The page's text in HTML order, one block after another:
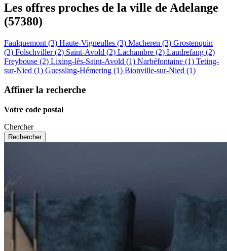
Les offres proches de la ville de Adelange
(57380)
Faulquemont (3) Haute-Vigneulles (3) Macheren (3) Grostenquin
(3) Folschviller (2) Saint-Avold (2) Lachambre (2) Laudrefang (2)
Freybouse (2) Lixing-lès-Saint-Avold (1) Narbéfontaine (1) Teting-
sur-Nied (1) Guessling-Hémering (1) Bionville-sur-Nied (1)
Affiner la recherche
Votre code postal
Chercher